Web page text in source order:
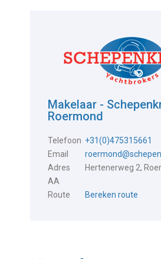
Makelaar -
Roermond
Telefoon +31(0)475315661
Email
Adres
Hertenerweg 2,
AA
Route
Bereken route